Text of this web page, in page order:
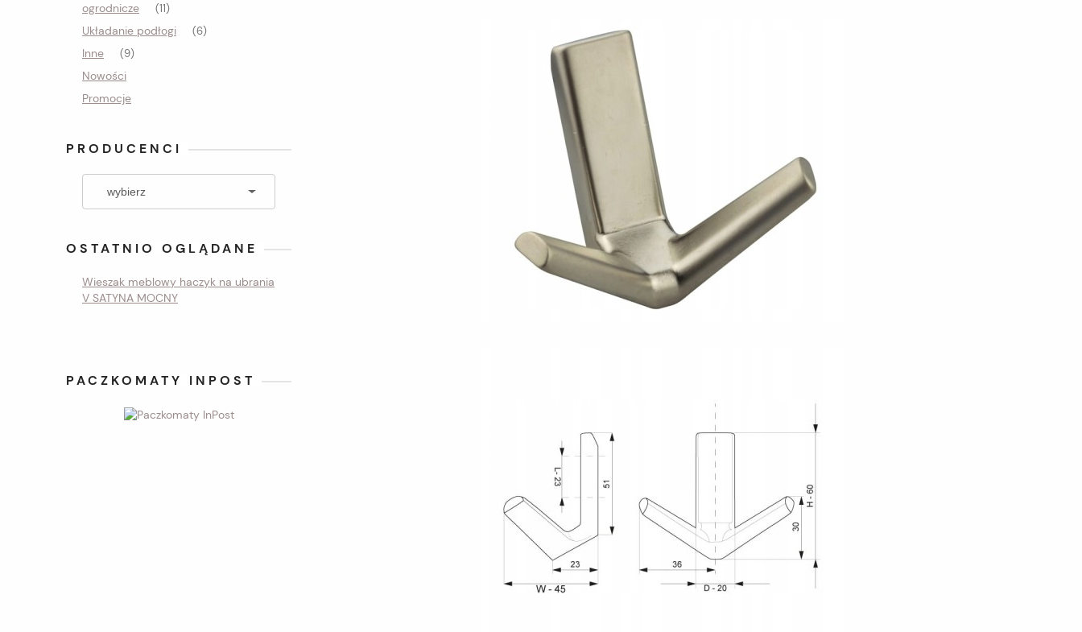
ogrodnicze
(11)
Układanie podłogi (6)
Inne (9)
Nowości
Promocje
PRODUCENCI
OSTATNIO OGLĄDANE
Wieszak meblowy haczyk na ubrania
V SATYNA MOCNY
PACZKOMATY INPOST